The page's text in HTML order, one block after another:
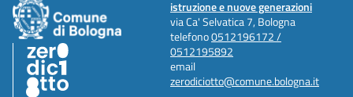
istruzione e nuove generazioni
via Ca' Selvatica 7, Bologna
telefono0512196172 /
0512195892
email
zerodiciotto@comune.bologna.it